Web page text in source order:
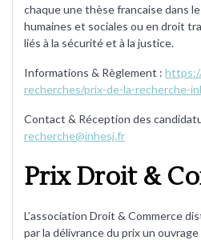
chaque une thèse francaise dans
humaines et sociales ou en droit
liés à la sécurité et à la justice.
Informations & Règlement :
recherches/prix-de-la-recherche-
Contact & Réception des
recherche@inhesj.fr
Prix Droit &
L’association Droit & Commerce
par la délivrance du prix un